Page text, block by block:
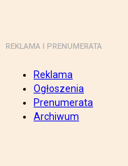
REKLAMA I PRENUMERATA
Reklama
Ogłoszenia
Prenumerata
Archiwum